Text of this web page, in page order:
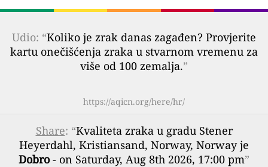
Udio: “Koliko je zrak danas zagađen? Provjerite
kartu onečišćenja zraka u stvarnom vremenu za
više od 100 zemalja.”
https://aqicn.org/here/hr/
Share: “Kvaliteta zraka u gradu Stener
Heyerdahl, Kristiansand, Norway, Norway je
Dobro- on Saturday, Aug 8th 2026, 17:00 pm”